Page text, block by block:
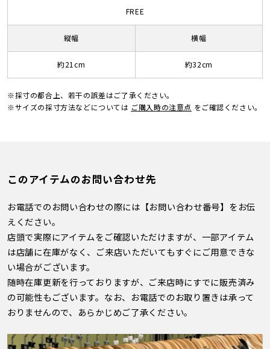
FREE
縦幅
約21cm
横幅
約32cm
※採寸の都合上、若干の誤差はご了承ください。
※サイズの採寸方法などについては ご購入時の注意点 をご確認ください。
このアイテムのお問い合わせ先
お電話でのお問い合わせの際には【お問い合わせ番号】をお伝
えください。
店頭で実際にアイテムをご確認いただけますが、一部アイテム
は店舗に在庫がなく、ご来店いただいてもすぐにご用意できな
い場合がございます。
随時在庫更新を行っておりますが、ご来店時にすでに販売済み
の可能性もございます。なお、お電話でのお取り置きは承って
おりませんので、あらかじめご了承ください。